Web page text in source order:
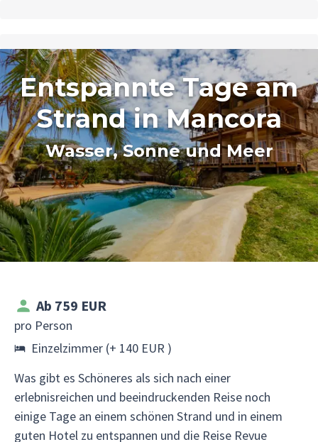
Entspannte Tage am
Strand in Mancora
Wasser, Sonne und Meer
Ab 759 EUR
pro Person
Einzelzimmer (+ 140 EUR )
Was gibt es Schöneres als sich nach einer
erlebnisreichen und beeindruckenden Reise noch
einige Tage an einem schönen Strand und in einem
guten Hotel zu entspannen und die Reise Revue